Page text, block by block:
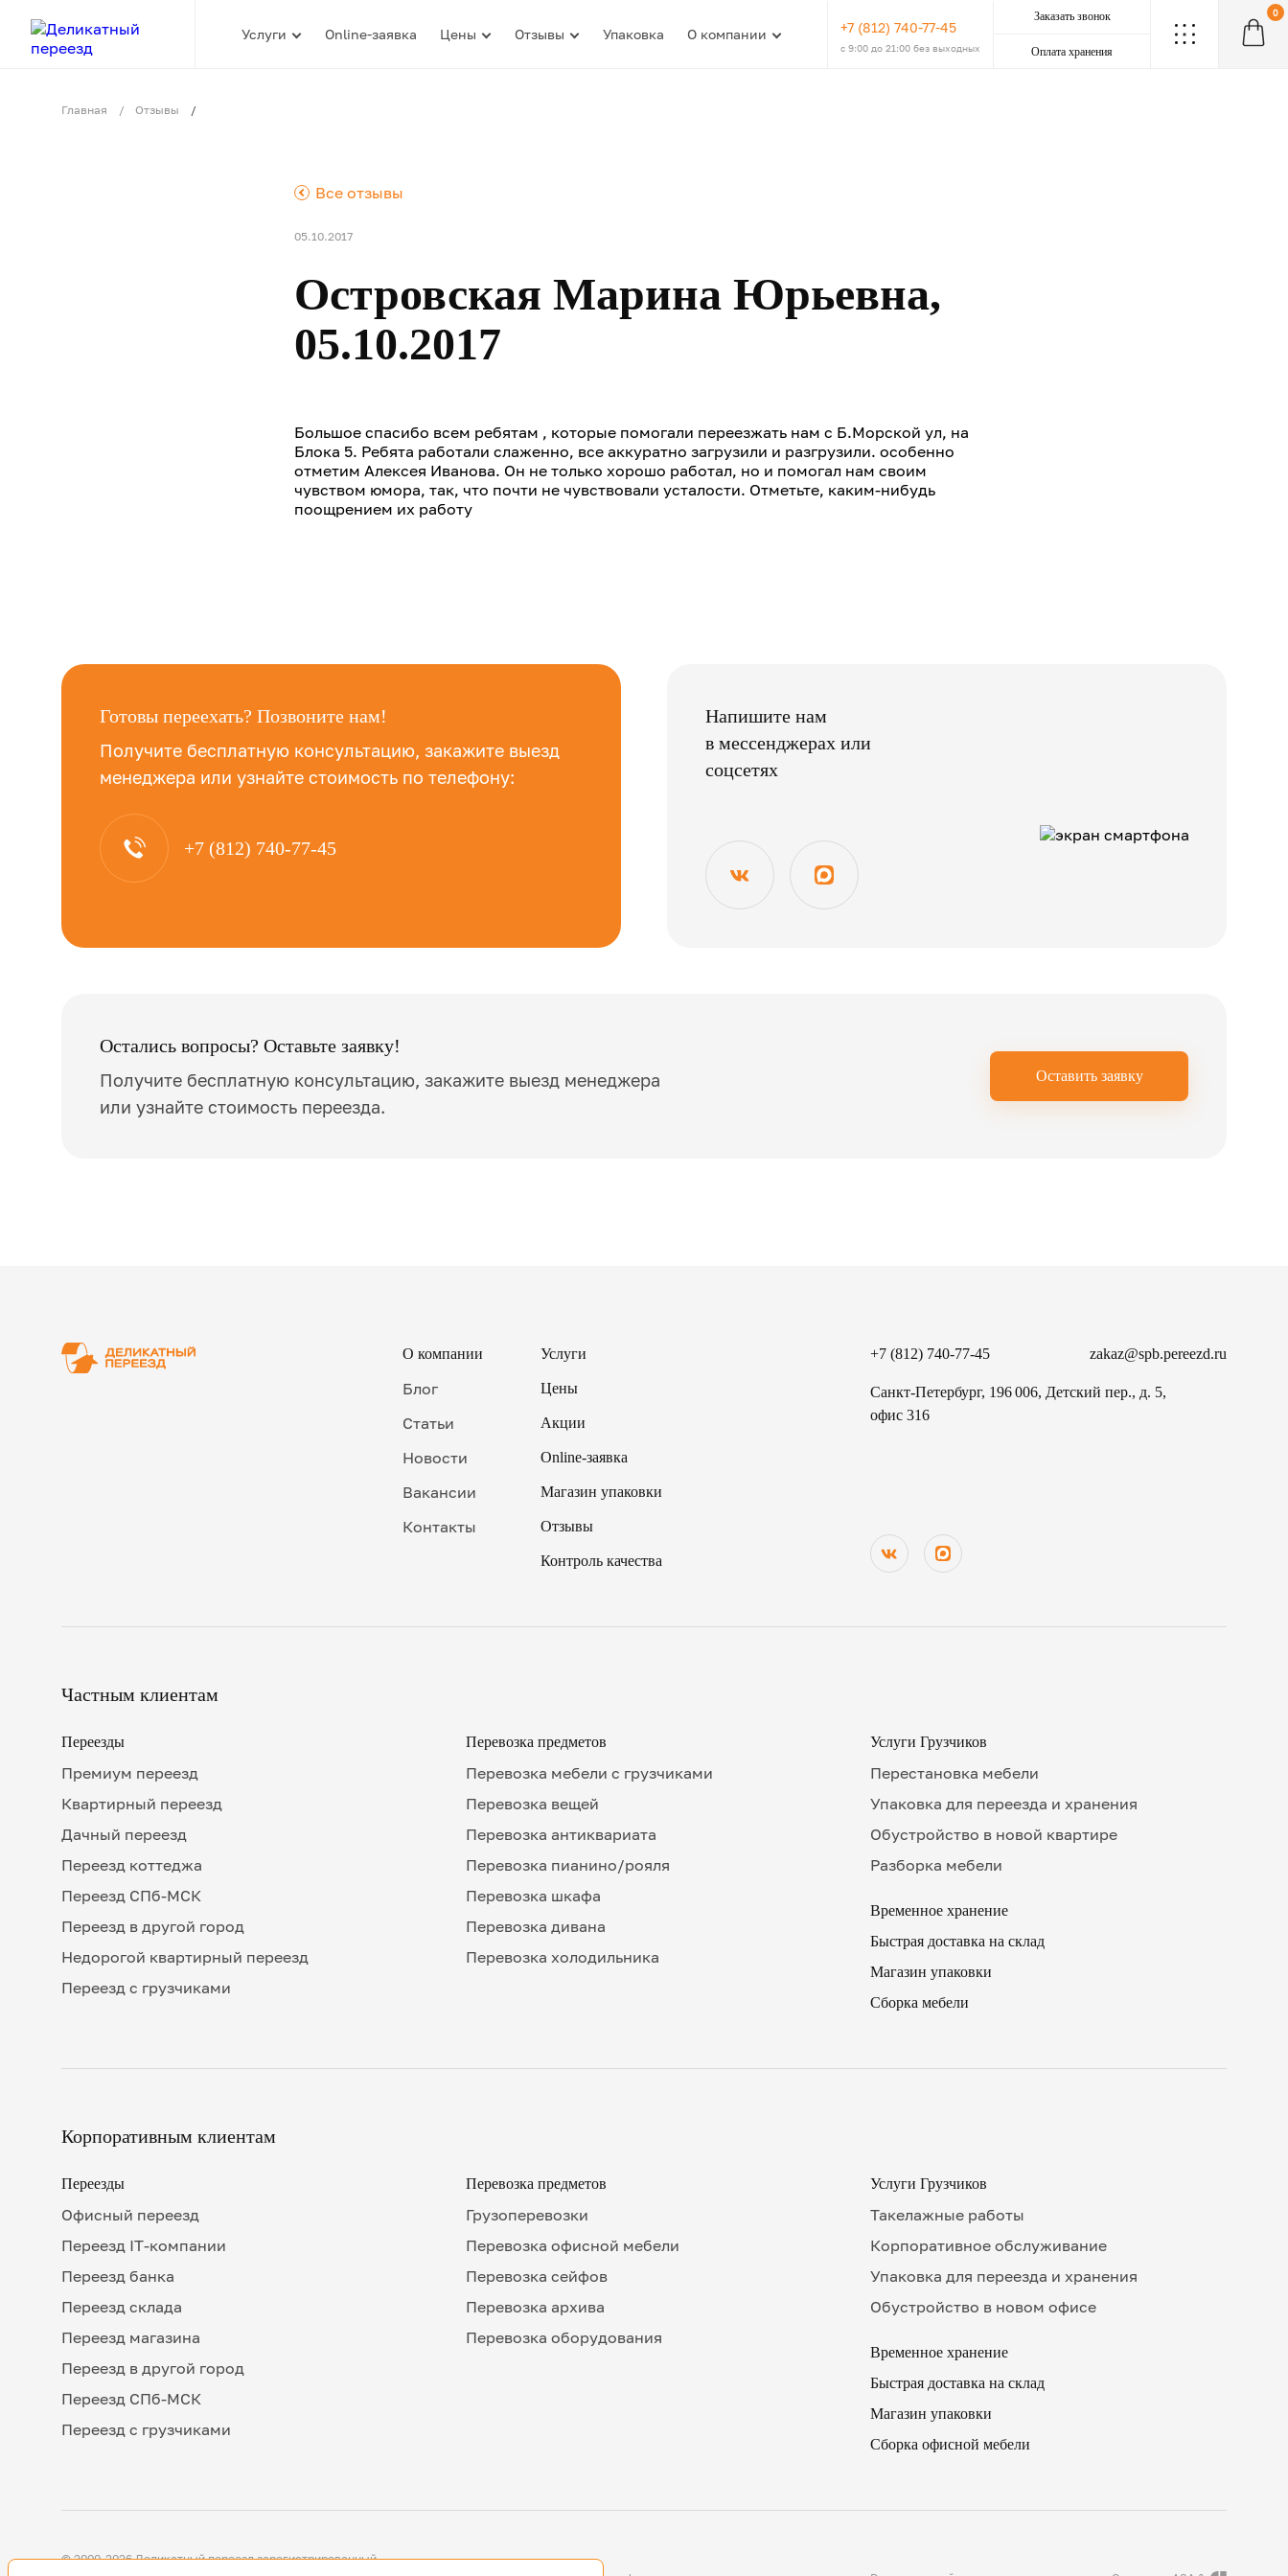
. . .
. . .
Услуги Online-заявка Цены Отзывы Упаковка О компании +7 (812) 740-77-45
с 9:00 до 21:00 без выходных
Заказать звонок
Оплата хранения
0
Главная Отзывы
Все отзывы
.
05.10.2017
Островская Марина Юрьевна,
05.10.2017
Большое спасибо всем ребятам , которые помогали переезжать нам с Б.Морской ул, на
Блока 5. Ребята работали слаженно, все аккуратно загрузили и разгрузили. особенно
отметим Алексея Иванова. Он не только хорошо работал, но и помогал нам своим
чувством юмора, так, что почти не чувствовали усталости. Отметьте, каким-нибудь
поощрением их работу
Готовы переехать? Позвоните нам!
Получите бесплатную консультацию, закажите выезд
менеджера или узнайте стоимость по телефону:
+7 (812) 740-77-45
Напишите нам
в мессенджерах или
соцсетях
Остались вопросы? Оставьте заявку!
Получите бесплатную консультацию, закажите выезд менеджера
или узнайте стоимость переезда.
Оставить заявку
О компании
Блог
Статьи
Новости
Вакансии
Контакты
Услуги
Цены
Акции
Online-заявка
Магазин упаковки
Отзывы
Контроль качества
+7 (812) 740-77-45 zakaz@spb.pereezd.ru
Санкт-Петербург, 196 006, Детский пер., д. 5,
офис 316
Частным клиентам
Переезды
Премиум переезд
Квартирный переезд
Дачный переезд
Переезд коттеджа
Переезд СПб-МСК
Переезд в другой город
Недорогой квартирный переезд
Переезд с грузчиками
Перевозка предметов
Перевозка мебели с грузчиками
Перевозка вещей
Перевозка антиквариата
Перевозка пианино/рояля
Перевозка шкафа
Перевозка дивана
Перевозка холодильника
Услуги Грузчиков
Перестановка мебели
Упаковка для переезда и хранения
Обустройство в новой квартире
Разборка мебели
Временное хранение
Быстрая доставка на склад
Магазин упаковки
Сборка мебели
Корпоративным клиентам
Переезды
Офисный переезд
Переезд IT-компании
Переезд банка
Переезд склада
Переезд магазина
Переезд в другой город
Переезд СПб-МСК
Переезд с грузчиками
Перевозка предметов
Грузоперевозки
Перевозка офисной мебели
Перевозка сейфов
Перевозка архива
Перевозка оборудования
Услуги Грузчиков
Такелажные работы
Корпоративное обслуживание
Упаковка для переезда и хранения
Обустройство в новом офисе
Временное хранение
Быстрая доставка на склад
Магазин упаковки
Сборка офисной мебели
© 2000-2026 Деликатный переезд зарегистрированный
Номер телефона
Перезвонить мне сейчас
.
19
20
11
45